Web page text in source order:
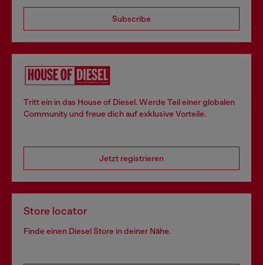
Subscribe
Tritt ein in das House of Diesel. Werde Teil einer globalen
Community und freue dich auf exklusive Vorteile.
Jetzt registrieren
Store locator
Finde einen Diesel Store in deiner Nähe.